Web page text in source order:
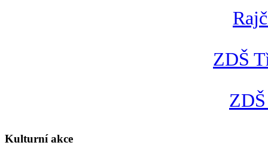
ZDŠ
Kulturní akce